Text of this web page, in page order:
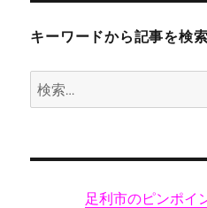
急
り
も
に
キーワードから記事を検索
検
索:
足利市のピンポイ